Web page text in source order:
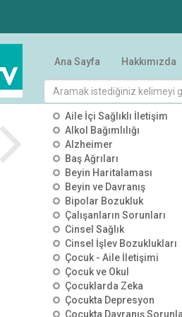
Ana Sayfa Hakkımızda
tümü
Görünmeyen Tehlike
Kimyasal İçerikler | TV100 |
Dr. Öğr. Üyesi Salih Tuncay
25 Temmuz 2026 0 izleme
YKS
Tercih
Uzman
Özgür
25 Temmuz
KATEGORİLER
Aile İçi Sağlıklı İletişim
Alkol Bağımlılığı
Alzheimer
Baş Ağrıları
Beyin Haritalaması
Beyin ve Davranış
Bipolar Bozukluk
Çalışanların Sorunları
Cinsel Sağlık
Cinsel İşlev Bozuklukları
Çocuk - Aile İletişimi
Çocuk ve Okul
Çocuklarda Zeka
Çocukta Depresyon
Çocukta Davranış